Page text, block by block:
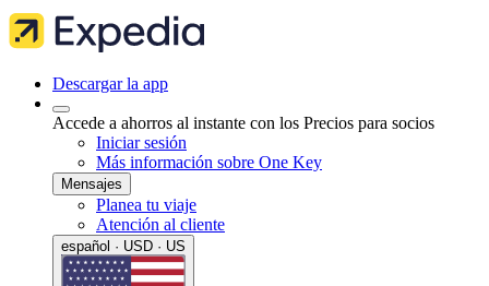
Descargar la app
Accede a ahorros al instante con los Precios para socios
Iniciar sesión
Más información sobre One Key
Mensajes
Planea tu viaje
Atención al cliente
español · USD · US